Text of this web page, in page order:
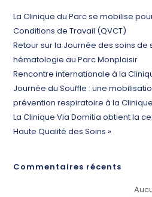
La Clinique du Parc se mobilise
Conditions de Travail (QVCT)
Retour sur la Journée des soins
hématologie au Parc Monplaisir
Rencontre internationale à la
Journée du Souffle : une
prévention respiratoire à la
La Clinique Via Domitia obtient la
Haute Qualité des Soins »
Commentaires récents